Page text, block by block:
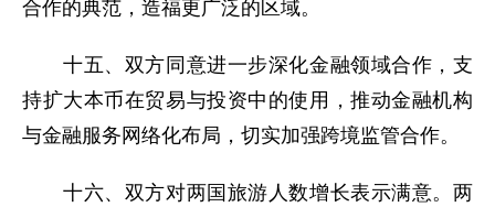
合作的典范，造福更广泛的区域。
十五、双方同意进一步深化金融领域合作，支
持扩大本币在贸易与投资中的使用，推动金融机构
与金融服务网络化布局，切实加强跨境监管合作。
十六、双方对两国旅游人数增长表示满意。两